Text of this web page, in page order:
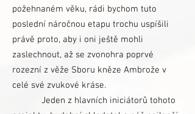
požehnaném věku, rádi bychom tuto
poslední náročnou etapu trochu uspíšili
právě proto, aby i oni ještě mohli
zaslechnout, až se zvonohra poprvé
rozezní z věže Sboru kněze Ambrože v
celé své zvukové kráse.
Jeden z hlavních iniciátorů tohoto